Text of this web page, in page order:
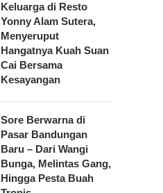
Keluarga di Resto
Yonny Alam Sutera,
Menyeruput
Hangatnya Kuah Suan
Cai Bersama
Kesayangan
Sore Berwarna di
Pasar Bandungan
Baru – Dari Wangi
Bunga, Melintas Gang,
Hingga Pesta Buah